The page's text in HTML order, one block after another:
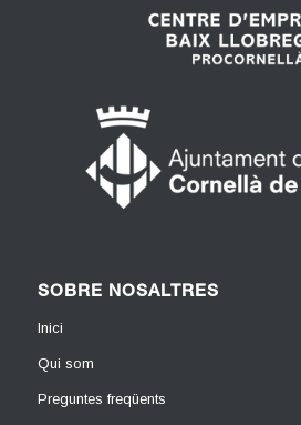
SOBRE NOSALTRES
Inici
Qui som
Preguntes freqüents